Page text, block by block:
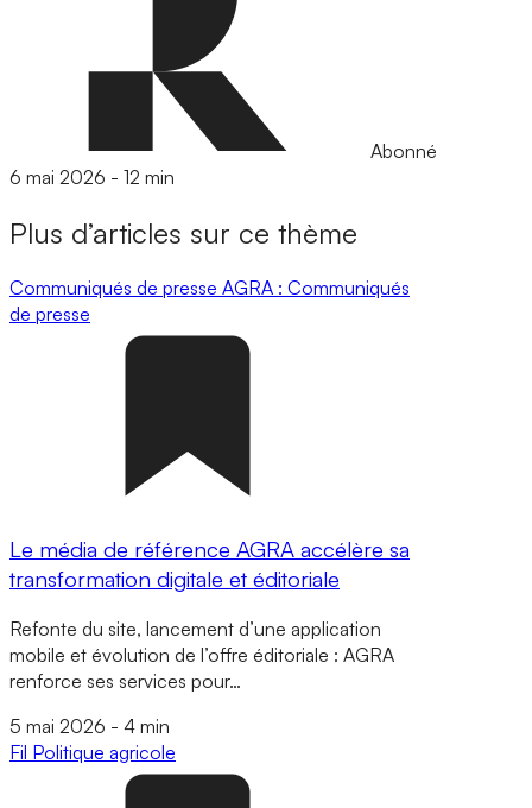
Abonné
6 mai 2026 - 12 min
Plus d’articles sur ce thème
Communiqués de presse AGRA : Communiqués
de presse
Le média de référence AGRA accélère sa
transformation digitale et éditoriale
Refonte du site, lancement d’une application
mobile et évolution de l’offre éditoriale : AGRA
renforce ses services pour…
5 mai 2026 - 4 min
Fil Politique agricole